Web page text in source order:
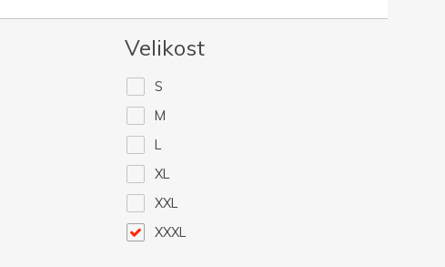
Velikost
S
M
L
XL
XXL
XXXL